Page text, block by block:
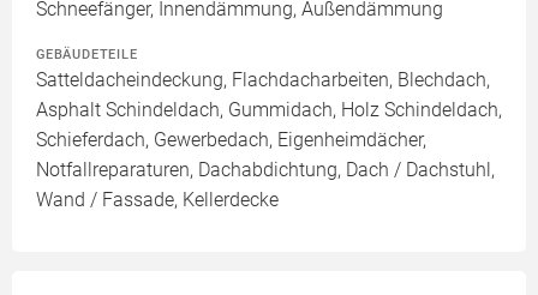
Schneefänger, Innendämmung, Außendämmung
GEBÄUDETEILE
Satteldacheindeckung, Flachdacharbeiten, Blechdach,
Asphalt Schindeldach, Gummidach, Holz Schindeldach,
Schieferdach, Gewerbedach, Eigenheimdächer,
Notfallreparaturen, Dachabdichtung, Dach / Dachstuhl,
Wand / Fassade, Kellerdecke